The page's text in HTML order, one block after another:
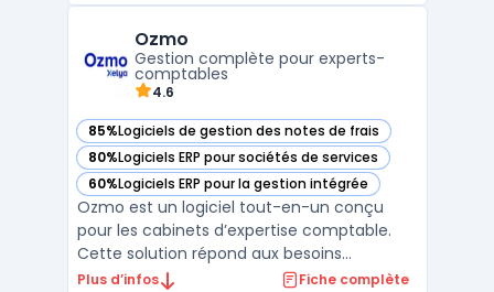
d'automatisation des processus d'affaires,
rendant les tâches admin ...
Ozmo
Gestion complète pour experts-
comptables
4.6
85%Logiciels de gestion des notes de frais
— voir Ozmo dans cette catégorie
80%Logiciels ERP pour sociétés de services
— voir Ozmo dans cette catégorie
60%Logiciels ERP pour la gestion intégrée
— voir Ozmo dans cette catégorie
Ozmo est un logiciel tout-en-un conçu
pour les cabinets d’expertise comptable.
Cette solution répond aux besoins
spécifiques des experts-comptables en
Plus d’infos Fiche complète